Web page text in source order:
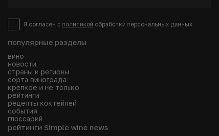
популярные разделы
вино
новости
страны и регионы
сорта винограда
крепкое и не только
рейтинги
рецепты коктейлей
события
глоссарий
рейтинги Simple wine news
Я согласен с политикой обработки персональных данных